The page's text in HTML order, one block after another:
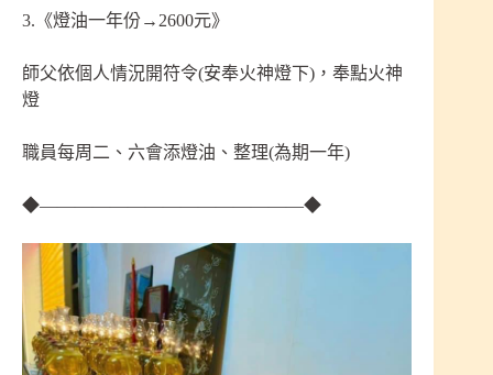
3.《燈油一年份→2600元》
師父依個人情況開符令(安奉火神燈下)，奉點火神
燈
職員每周二、六會添燈油、整理(為期一年)
◆———————————————◆